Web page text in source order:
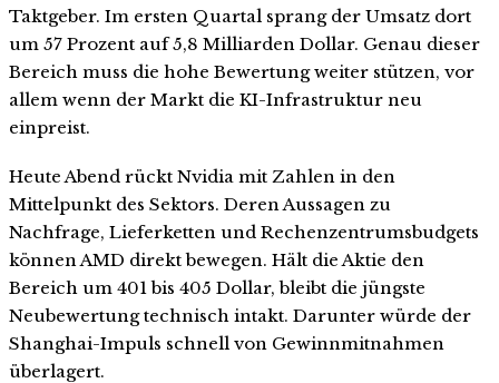
Taktgeber. Im ersten Quartal sprang der Umsatz dort
um 57 Prozent auf 5,8 Milliarden Dollar. Genau dieser
Bereich muss die hohe Bewertung weiter stützen, vor
allem wenn der Markt die KI-Infrastruktur neu
einpreist.
Heute Abend rückt Nvidia mit Zahlen in den
Mittelpunkt des Sektors. Deren Aussagen zu
Nachfrage, Lieferketten und Rechenzentrumsbudgets
können AMD direkt bewegen. Hält die Aktie den
Bereich um 401 bis 405 Dollar, bleibt die jüngste
Neubewertung technisch intakt. Darunter würde der
Shanghai-Impuls schnell von Gewinnmitnahmen
überlagert.